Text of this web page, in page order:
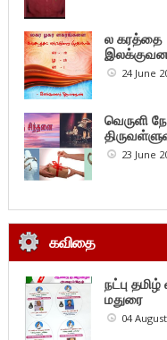
ல கரத்தை
24 June
வெருளி
23 June
கவிதை
நட்பு
மதுரை
04